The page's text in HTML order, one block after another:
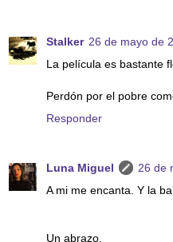
Stalker 26 de mayo de
La película es bastante
Perdón por el pobre
Responder
Luna Miguel
26 de
A mi me encanta. Y la
Un abrazo.